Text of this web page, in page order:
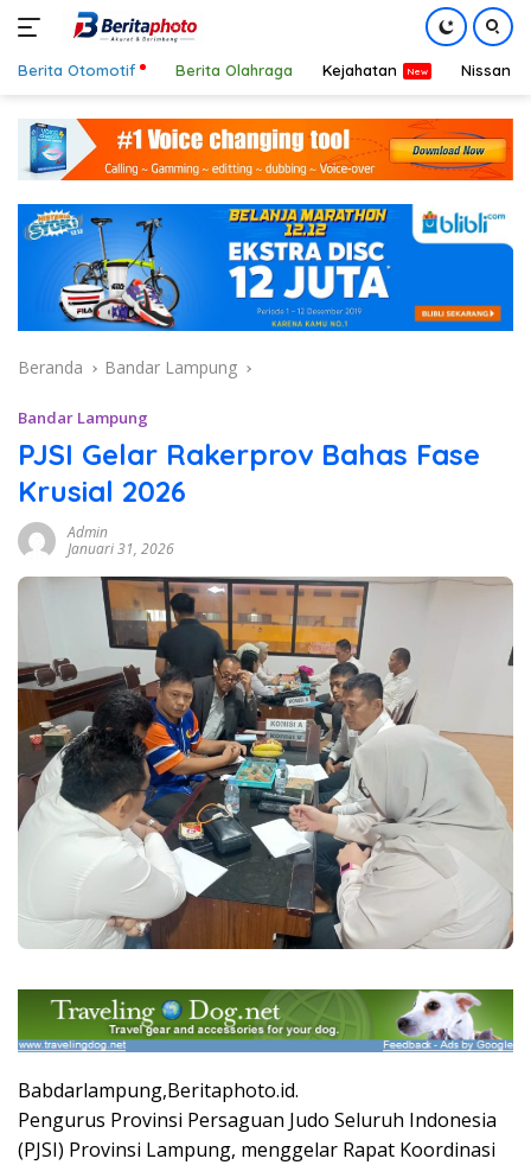
konten
Berita Otomotif Berita Olahraga Kejahatan Nissan
Beranda Bandar Lampung
Bandar Lampung
PJSI Gelar Rakerprov Bahas Fase
Krusial 2026
Admin
Januari 31, 2026
Babdarlampung,Beritaphoto.id.
Pengurus Provinsi Persaguan Judo Seluruh Indonesia
(PJSI) Provinsi Lampung, menggelar Rapat Koordinasi